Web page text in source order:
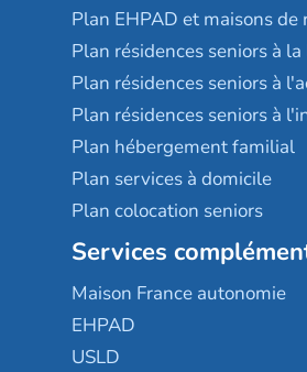
Plan EHPAD et maisons de
Plan résidences seniors à
Plan résidences seniors à
Plan résidences seniors à
Plan hébergement familial
Plan services à domicile
Plan colocation seniors
Services
Maison France autonomie
EHPAD
USLD